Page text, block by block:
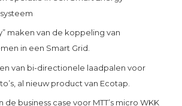
maken van de koppeling van
in een Smart Grid.
van bi-directionele laadpalen voor
al nieuw product van Ecotap.
de business case voor MTT’s micro WKK